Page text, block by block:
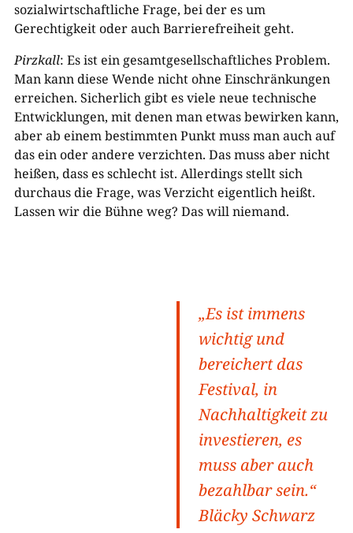
sozialwirtschaftliche Frage, bei der es um
Gerechtigkeit oder auch Barrierefreiheit geht.
Pirzkall: Es ist ein gesamtgesellschaftliches Problem.
Man kann diese Wende nicht ohne Einschränkungen
erreichen. Sicherlich gibt es viele neue technische
Entwicklungen, mit denen man etwas bewirken kann,
aber ab einem bestimmten Punkt muss man auch auf
das ein oder andere verzichten. Das muss aber nicht
heißen, dass es schlecht ist. Allerdings stellt sich
durchaus die Frage, was Verzicht eigentlich heißt.
Lassen wir die Bühne weg? Das will niemand.
„Es ist immens
wichtig und
bereichert das
Festival, in
Nachhaltigkeit zu
investieren, es
muss aber auch
bezahlbar sein.“
Bläcky Schwarz